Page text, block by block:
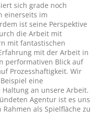
sich grade noch
einerseits im
ist seine Perspektive
die Arbeit mit
mit fantastischen
mit der Arbeit in
performativen Blick auf
Prozesshaftigkeit. Wir
eine
an unsere Arbeit.
Agentur ist es uns
als Spielfläche zu